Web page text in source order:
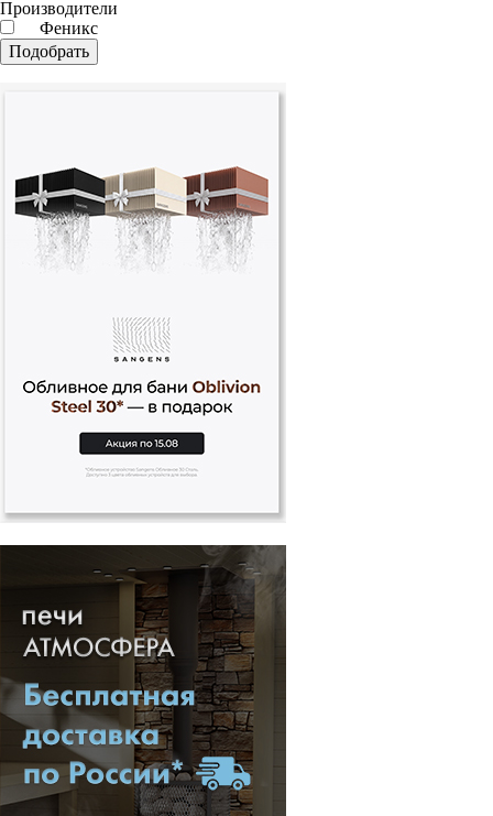
Производители
Феникс
Подобрать